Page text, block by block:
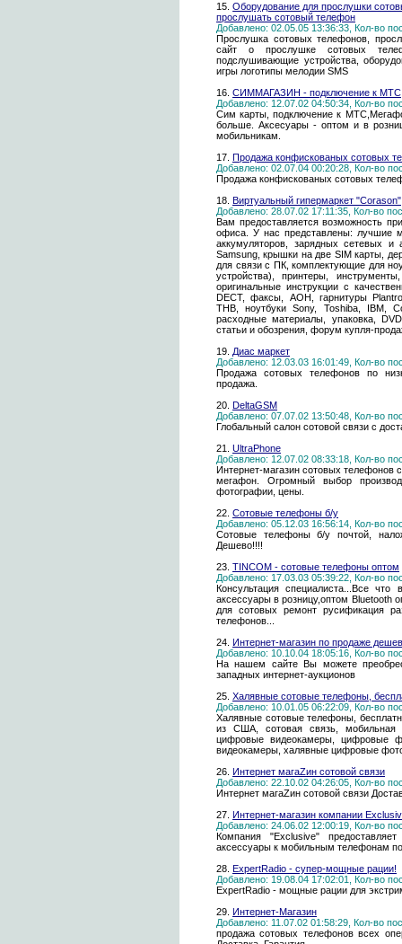
15.Оборудование для прослушки
прослушать сотовый телефон
Добавлено: 02.05.05 13:36:33, Кол-во
Прослушка сотовых телефонов,
сайт о прослушке сотовых
подслушивающие устройства,
игры логотипы мелодии SMS
16. CИММАГАЗИН - подключение к
Добавлено: 12.07.02 04:50:34, Кол-во
Сим карты, подключение к
больше. Аксесуары - оптом и в
мобильникам.
17. Продажа конфискованых сотовых
Добавлено: 02.07.04 00:20:28, Кол-во
Продажа конфискованых сотовых
18. Виртуальный гипермаркет "Сorason"
Добавлено: 28.07.02 17:11:35, Кол-во
Вам предоставляется возможность
офиса. У нас представлены: лучшие
аккумуляторов, зарядных сетевых и
Samsung, крышки на две SIM карты,
для связи с ПК, комплектующие для
устройства), принтеры,
оригинальные инструкции с
DECT, факсы, АОН, гарнитуры
ТНВ, ноутбуки Sony, Toshiba, IBM,
расходные материалы, упаковка,
статьи и обозрения, форум купля-
19. Диас маркет
Добавлено: 12.03.03 16:01:49, Кол-во
Продажа сотовых телефонов по
продажа.
20. DeltaGSM
Добавлено: 07.07.02 13:50:48, Кол-во
Глобальный салон сотовой связи с
21. UltraPhone
Добавлено: 12.07.02 08:33:18, Кол-во
Интернет-магазин сотовых телефонов
мегафон. Огромный выбор
фотографии, цены.
22. Сотовые телефоны б/у
Добавлено: 05.12.03 16:56:14, Кол-во
Сотовые телефоны б/у почтой,
Дешево!!!!
23. TINCOM - сотовые телефоны оптом
Добавлено: 17.03.03 05:39:22, Кол-во
Консультация специалиста...Все
аксессуары в розницу,оптом Bluetooth
для сотовых ремонт русификация
телефонов...
24. Интернет-магазин по продаже
Добавлено: 10.10.04 18:05:16, Кол-во
На нашем сайте Вы можете
западных интернет-аукционов
25. Халявные сотовые телефоны,
Добавлено: 10.01.05 06:22:09, Кол-во
Халявные сотовые телефоны,
из США, сотовая связь, мобильная
цифровые видеокамеры, цифровые
видеокамеры, халявные цифровые
26. Интернет магаZин сотовой связи
Добавлено: 22.10.02 04:26:05, Кол-во
Интернет магаZин сотовой связи
27. Интернет-магазин компании
Добавлено: 24.06.02 12:00:19, Кол-во
Компания "Exclusive"
аксесcуары к мобильным телефонам
28. ExpertRadio - супер-мощные рации!
Добавлено: 19.08.04 17:02:01, Кол-во
ExpertRadio - мощные рации для
29. Интернет-Магазин
Добавлено: 11.07.02 01:58:29, Кол-во
продажа сотовых телефонов всех